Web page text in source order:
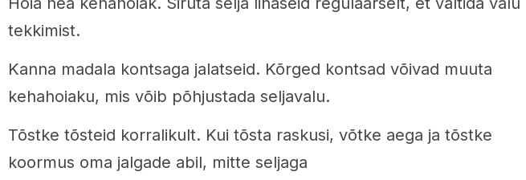
tekkimist.
Kanna madala kontsaga jalatseid. Kõrged kontsad võivad muuta
kehahoiaku, mis võib põhjustada seljavalu.
Tõstke tõsteid korralikult. Kui tõsta raskusi, võtke aega ja tõstke
koormus oma jalgade abil, mitte seljaga